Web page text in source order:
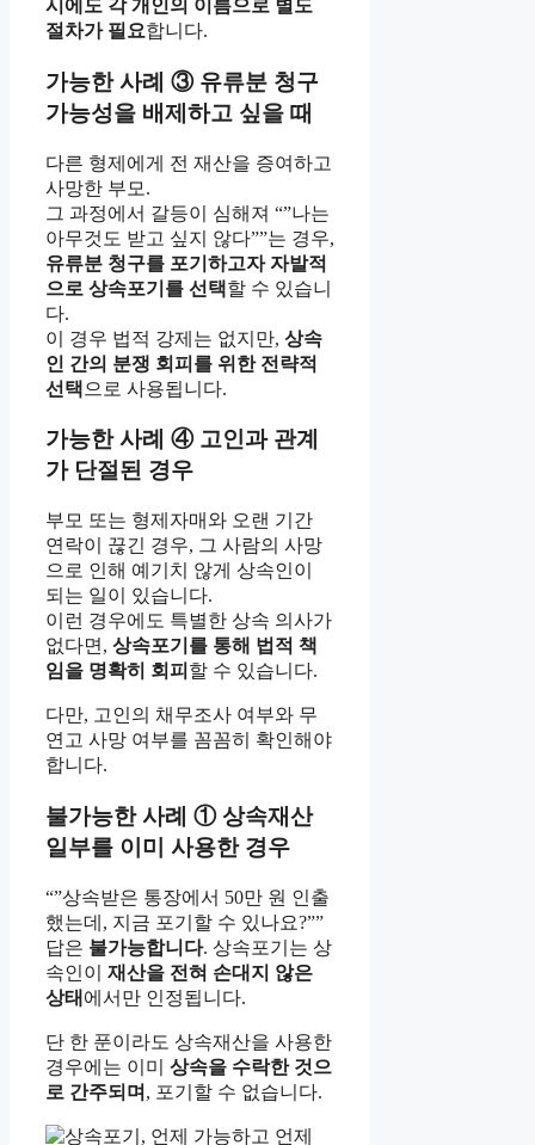
시에도 각 개인의 이름으로 별도
절차가 필요합니다.
가능한 사례 ③ 유류분 청구
가능성을 배제하고 싶을 때
다른 형제에게 전 재산을 증여하고
사망한 부모.
그 과정에서 갈등이 심해져 “”나는
아무것도 받고 싶지 않다””는 경우,
유류분 청구를 포기하고자 자발적
으로 상속포기를 선택할 수 있습니
다.
이 경우 법적 강제는 없지만, 상속
인 간의 분쟁 회피를 위한 전략적
선택 으로 사용됩니다.
가능한 사례 ④ 고인과 관계
가 단절된 경우
부모 또는 형제자매와 오랜 기간
연락이 끊긴 경우, 그 사람의 사망
으로 인해 예기치 않게 상속인이
되는 일이 있습니다.
이런 경우에도 특별한 상속 의사가
없다면, 상속포기를 통해 법적 책
임을 명확히 회피 할 수 있습니다.
다만, 고인의 채무조사 여부와 무
연고 사망 여부를 꼼꼼히 확인해야
합니다.
불가능한 사례 ① 상속재산
일부를 이미 사용한 경우
“”상속받은 통장에서 50만 원 인출
했는데, 지금 포기할 수 있나요?””
답은 불가능합니다. 상속포기는 상
속인이 재산을 전혀 손대지 않은
상태 에서만 인정됩니다.
단 한 푼이라도 상속재산을 사용한
경우에는 이미 상속을 수락한 것으
로 간주되며 , 포기할 수 없습니다.